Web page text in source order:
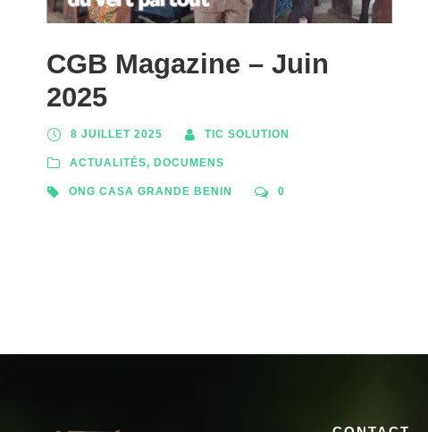
CGB Magazine – Juin
2025
8 JUILLET 2025 TIC SOLUTION
ACTUALITÉS, DOCUMENS
ONG CASA GRANDE BENIN 0